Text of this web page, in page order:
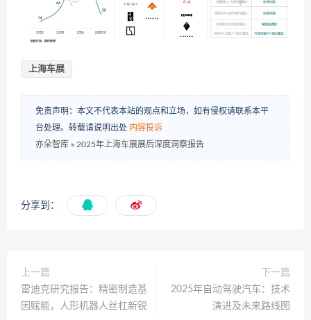
上海车展
免责声明：本文不代表本站的观点和立场，如有侵权请联系本平
台处理。转载请说明出处 内容投诉
亦朵智库 » 2025年上海车展展后深度洞察报告
分享到：
上一篇
雷迪克研究报告：精密制造基
因赋能，人形机器人丝杠新锐
下一篇
2025年自动驾驶汽车：技术
演进及未来路线图